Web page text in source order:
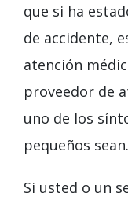
que si ha
de accidente,
atención
proveedor de
uno de los
pequeños sean.
Si usted o un